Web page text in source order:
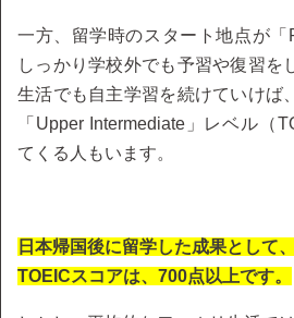
一方、留学時のスタート地点が「
しっかり学校外でも予習や復習を
生活でも自主学習を続けていけば
「Upper Intermediate」レベル（
てくる人もいます。
日本帰国後に留学した成果として
TOEICスコアは、700点以上です。